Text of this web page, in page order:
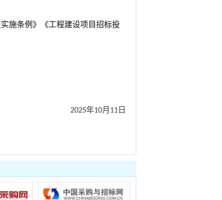
施条例》《工程建设项目招标投
2025年10月 11 日